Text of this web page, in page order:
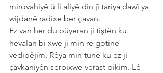
mirovahiyê û li aliyê din jî tariya dawî ya
wijdanê radixe ber çavan.
Ez van her du bûyeran ji tiştên ku
hevalan bi xwe ji min re gotine
vedibêjim. Rêya min tune ku ez ji
çavkaniyên serbixwe verast bikim. Lê